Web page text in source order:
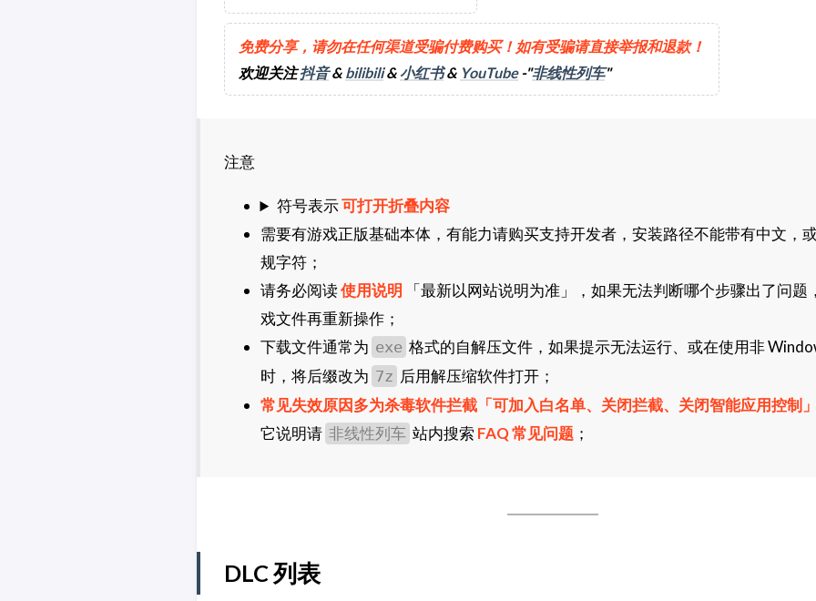
免费分享，请勿在任何渠道受骗付费购买！如有受骗请直接举报和退款！
欢迎关注抖音& bilibili& 小红书& YouTube-"非线性列车"
注意
符号表示可打开折叠内容
需要有游戏正版基础本体，有能力请购买支持开发者，安装路径不能带有中文，
规字符；
请务必阅读使用说明
「最新以网站说明为准」，如果无法判断哪个步骤出了问题
戏文件再重新操作；
下载文件通常为 exe 格式的自解压文件，如果提示无法运行、或在使用非
时，将后缀改为 7z 后用解压缩软件打开；
常见失效原因多为杀毒软件拦截「可加入白名单、关闭拦截、关闭智能应用控制
它说明请 非线性列车 站内搜索 FAQ 常见问题；
DLC 列表